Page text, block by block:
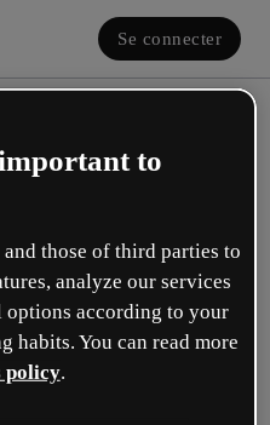
Se connecter
gratuit !
plus de celui de :
to
those of third parties to
analyze our services
according to your
habits. You can read more
policy.